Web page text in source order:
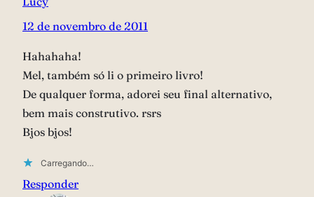
12 de novembro de 2011
Hahahaha!
Mel, também só li o primeiro livro!
De qualquer forma, adorei seu final alternativo,
bem mais construtivo. rsrs
Bjos bjos!
Carregando…
Responder